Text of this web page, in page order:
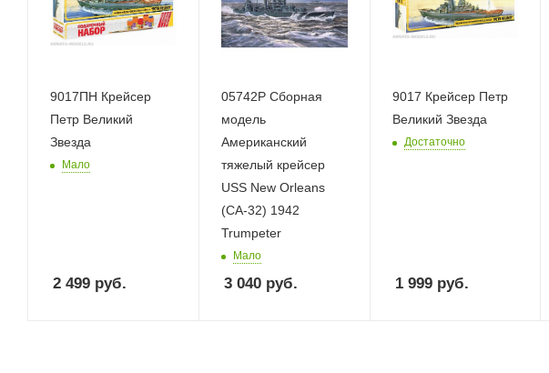
9017ПН Крейсер
Петр Великий
Звезда
Мало
2 499 руб.
05742P Сборная
модель
Американский
тяжелый крейсер
USS New Orleans
(CA-32) 1942
Trumpeter
Мало
3 040руб.
9017 Крейсер Петр
Великий Звезда
Достаточно
1 999руб.